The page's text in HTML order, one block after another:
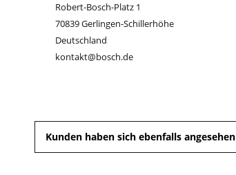
Robert-Bosch-Platz 1
70839 Gerlingen-Schillerhöhe
Deutschland
kontakt@bosch.de
Kunden haben sich ebenfalls angesehen